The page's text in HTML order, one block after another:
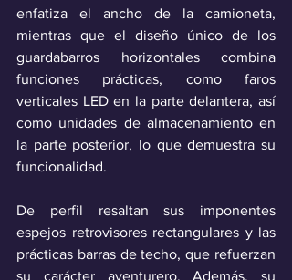
enfatiza el ancho de la camioneta,
mientras que el diseño único de los
guardabarros horizontales combina
funciones prácticas, como faros
verticales LED en la parte delantera, así
como unidades de almacenamiento en
la parte posterior, lo que demuestra su
funcionalidad.
De perfil resaltan sus imponentes
espejos retrovisores rectangulares y las
prácticas barras de techo, que refuerzan
su carácter aventurero. Además, su